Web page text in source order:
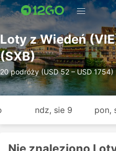
Loty z Wiedeń
(SXB)
20 podróży (USD 52 – USD 1754)
ndz, sie 9 pon,